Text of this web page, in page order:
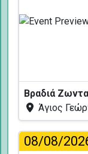
Άγιος
08/08/